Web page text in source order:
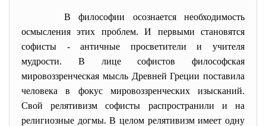
В философии осознается необходимость
осмысления этих проблем. И первыми становятся
софисты - античные просветители и учителя
мудрости. В лице софистов философская
мировоззренческая мысль Древней Греции поставила
человека в фокус мировоззренческих изысканий.
Свой релятивизм софисты распространили и на
религиозные догмы. В целом релятивизм имеет одну